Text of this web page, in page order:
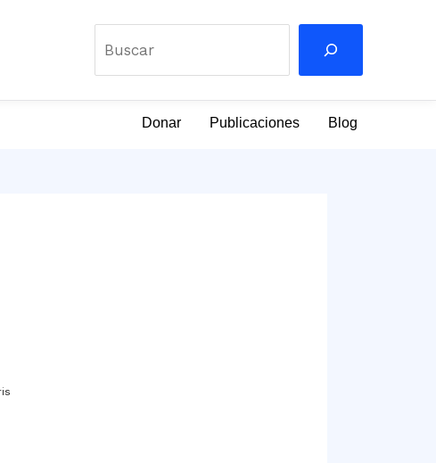
Buscar
Donar Publicaciones Blog